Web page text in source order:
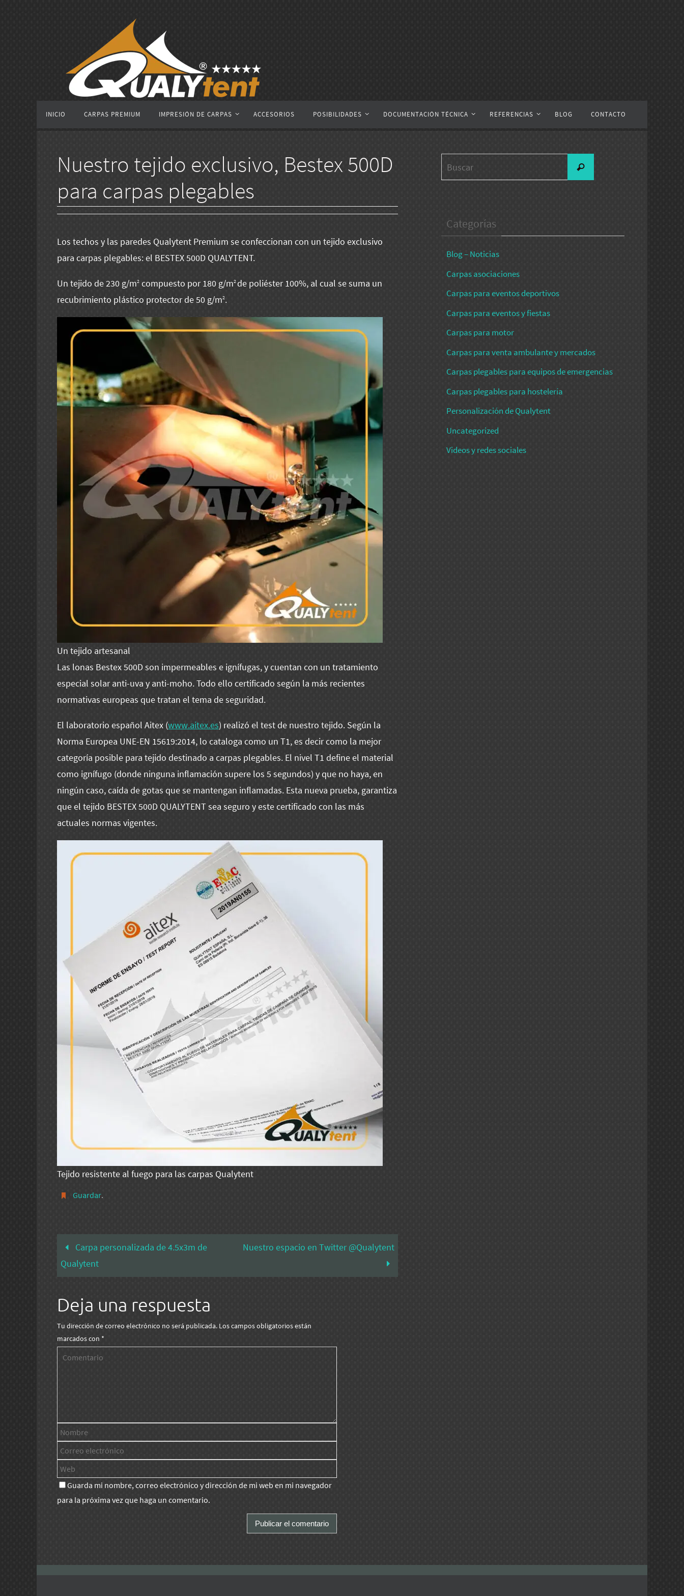
contenido
INICIO CARPAS PREMIUM IMPRESIÓN DE CARPAS ACCESORIOS POSIBILIDADES DOCUMENTACIÓN TÉCNICA REFERENCIAS BLOG CONTACTO
Nuestro tejido exclusivo, Bestex 500D
para carpas plegables
Los techos y las paredes Qualytent Premium se confeccionan con un tejido exclusivo
para carpas plegables: el BESTEX 500D QUALYTENT.
Un tejido de 230 g/m2 compuesto por 180 g/m2de poliéster 100%, al cual se suma un
recubrimiento plástico protector de 50 g/m2.
Un tejido artesanal
Las lonas Bestex 500D son impermeables e ignífugas, y cuentan con un tratamiento
especial solar anti-uva y anti-moho. Todo ello certificado según la más recientes
normativas europeas que tratan el tema de seguridad.
El laboratorio español Aitex (www.aitex.es) realizó el test de nuestro tejido. Según la
Norma Europea UNE-EN 15619:2014, lo cataloga como un T1, es decir como la mejor
categoría posible para tejido destinado a carpas plegables. El nivel T1 define el material
como ignífugo (donde ninguna inflamación supere los 5 segundos) y que no haya, en
ningún caso, caída de gotas que se mantengan inflamadas. Esta nueva prueba, garantiza
que el tejido BESTEX 500D QUALYTENT sea seguro y este certificado con las más
actuales normas vigentes.
Tejido resistente al fuego para las carpas Qualytent
Guardar.
Carpa personalizada de 4.5x3m de
Qualytent
Nuestro espacio en Twitter @Qualytent
Deja una respuesta
Tu dirección de correo electrónico no será publicada. Los campos obligatorios están
marcados con *
Guarda mi nombre, correo electrónico y dirección de mi web en mi navegador
para la próxima vez que haga un comentario.
Buscar
Categorías
Blog – Noticias
Carpas asociaciones
Carpas para eventos deportivos
Carpas para eventos y fiestas
Carpas para motor
Carpas para venta ambulante y mercados
Carpas plegables para equipos de emergencias
Carpas plegables para hostelería
Personalización de Qualytent
Uncategorized
Videos y redes sociales